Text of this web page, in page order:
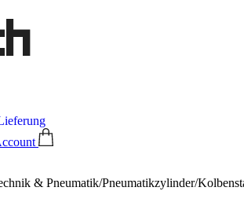
& Pneumatik/Pneumatikzylinder/